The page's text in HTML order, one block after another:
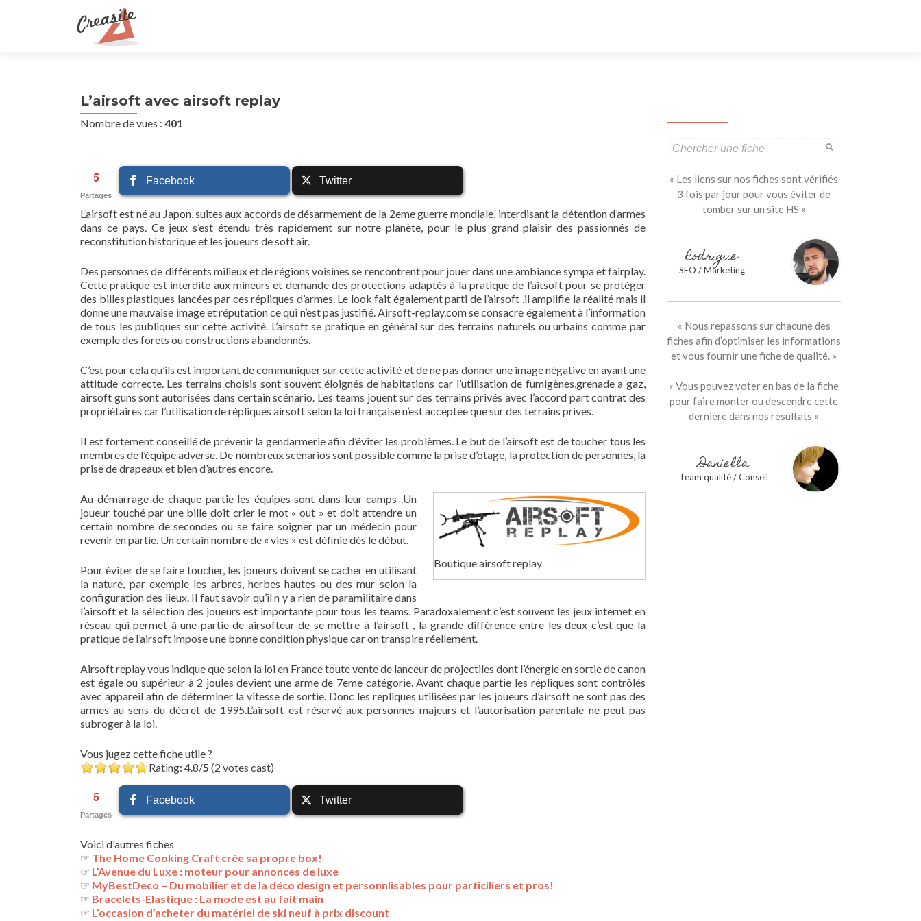
L’airsoft avec airsoft replay
Nombre de vues : 401
5
Partages
Facebook Twitter
L’airsoft est né au Japon, suites aux accords de désarmement de la 2eme guerre mondiale, interdisant la détention d’armes
dans ce pays. Ce jeux s’est étendu très rapidement sur notre planète, pour le plus grand plaisir des passionnés de
reconstitution historique et les joueurs de soft air.
Des personnes de différents milieux et de régions voisines se rencontrent pour jouer dans une ambiance sympa et fairplay.
Cette pratique est interdite aux mineurs et demande des protections adaptés à la pratique de l’aitsoft pour se protéger
des billes plastiques lancées par ces répliques d’armes. Le look fait également parti de l’airsoft ,il amplifie la réalité mais il
donne une mauvaise image et réputation ce qui n’est pas justifié. Airsoft-replay.com se consacre également à l’information
de tous les publiques sur cette activité. L’airsoft se pratique en général sur des terrains naturels ou urbains comme par
exemple des forets ou constructions abandonnés.
C’est pour cela qu’ils est important de communiquer sur cette activité et de ne pas donner une image négative en ayant une
attitude correcte. Les terrains choisis sont souvent éloignés de habitations car l’utilisation de fumigènes,grenade a gaz,
airsoft guns sont autorisées dans certain scénario. Les teams jouent sur des terrains privés avec l’accord part contrat des
propriétaires car l’utilisation de répliques airsoft selon la loi française n’est acceptée que sur des terrains prives.
Il est fortement conseillé de prévenir la gendarmerie afin d’éviter les problèmes. Le but de l’airsoft est de toucher tous les
membres de l’équipe adverse. De nombreux scénarios sont possible comme la prise d’otage, la protection de personnes, la
prise de drapeaux et bien d’autres encore.
Boutique airsoft replay
Au démarrage de chaque partie les équipes sont dans leur camps .Un
joueur touché par une bille doit crier le mot « out » et doit attendre un
certain nombre de secondes ou se faire soigner par un médecin pour
revenir en partie. Un certain nombre de « vies » est définie dès le début.
Pour éviter de se faire toucher, les joueurs doivent se cacher en utilisant
la nature, par exemple les arbres, herbes hautes ou des mur selon la
configuration des lieux. Il faut savoir qu’il n y a rien de paramilitaire dans
l’airsoft et la sélection des joueurs est importante pour tous les teams. Paradoxalement c’est souvent les jeux internet en
réseau qui permet à une partie de airsofteur de se mettre à l’airsoft , la grande différence entre les deux c’est que la
pratique de l’airsoft impose une bonne condition physique car on transpire réellement.
Airsoft replay vous indique que selon la loi en France toute vente de lanceur de projectiles dont l’énergie en sortie de canon
est égale ou supérieur à 2 joules devient une arme de 7eme catégorie. Avant chaque partie les répliques sont contrôlés
avec appareil afin de déterminer la vitesse de sortie. Donc les répliques utilisées par les joueurs d’airsoft ne sont pas des
armes au sens du décret de 1995.L’airsoft est réservé aux personnes majeurs et l’autorisation parentale ne peut pas
subroger à la loi.
Vous jugez cette fiche utile ?
Rating: 4.8/5 (2 votes cast)
5
Partages
Facebook Twitter
Voici d'autres fiches
☞ The Home Cooking Craft crée sa propre box!
☞ L’Avenue du Luxe : moteur pour annonces de luxe
☞ MyBestDeco – Du mobilier et de la déco design et personnlisables pour particiliers et pros!
☞ Bracelets-Elastique : La mode est au fait main
☞ L’occasion d’acheter du matériel de ski neuf à prix discount
Search
« Les liens sur nos fiches sont vérifiés
3 fois par jour pour vous éviter de
tomber sur un site HS »
Rodrigue
SEO / Marketing
« Nous repassons sur chacune des
fiches afin d’optimiser les informations
et vous fournir une fiche de qualité. »
« Vous pouvez voter en bas de la fiche
pour faire monter ou descendre cette
dernière dans nos résultats »
Daniella
Team qualité / Conseil